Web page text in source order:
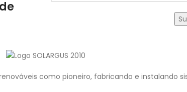
como pioneiro, fabricando e instalando